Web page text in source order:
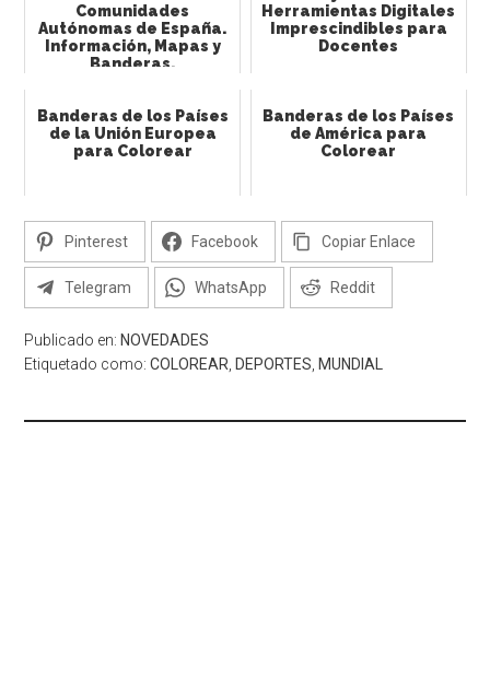
Comunidades
Autónomas de España.
Información, Mapas y
Banderas.
Herramientas Digitales
Imprescindibles para
Docentes
Banderas de los Países
de la Unión Europea
para Colorear
Banderas de los Países
de América para
Colorear
Pinterest Facebook Copiar Enlace
Telegram WhatsApp Reddit
Publicado en: NOVEDADES
Etiquetado como:COLOREAR DEPORTES MUNDIAL